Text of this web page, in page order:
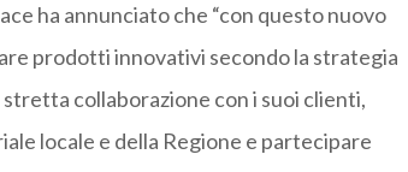
ha annunciato che “con questo nuovo
prodotti innovativi secondo la strategia
collaborazione con i suoi clienti,
locale e della Regione e partecipare